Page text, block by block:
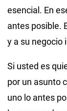
esencial. En
antes posible.
y a su negocio
Si usted es
por un asunto
uno lo antes